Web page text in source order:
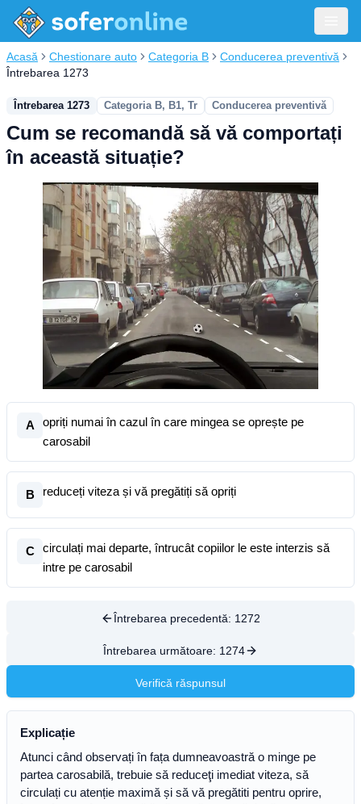
Acasă Chestionare auto Categoria B
Conducerea preventivă
Întrebarea 1273
Întrebarea 1273 Categoria B, B1, Tr Conducerea preventivă
Cum se recomandă să vă comportați
în această situație?
A
opriți numai în cazul în care mingea se oprește pe
carosabil
B reduceți viteza și vă pregătiți să opriți
C
circulați mai departe, întrucât copiilor le este interzis să
intre pe carosabil
Întrebarea precedentă: 1272
Întrebarea următoare: 1274
Verifică răspunsul
Explicație
Atunci când observați în fața dumneavoastră o minge pe
partea carosabilă, trebuie să reduceţi imediat viteza, să
circulați cu atenție maximă și să vă pregătiti pentru oprire,